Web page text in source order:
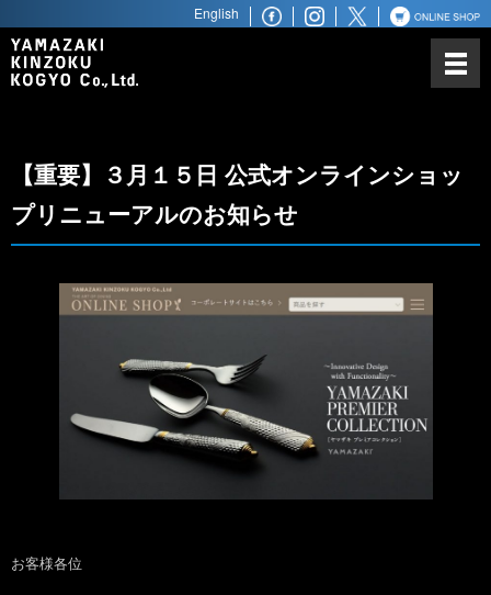
山崎金属工業について
世界最高水準の品質
世界へ広がるビジネスパートナ
ー
商品ラインアップ
English
【重要】３月１５日 公式オンラインショッ
プリニューアルのお知らせ
お客様各位